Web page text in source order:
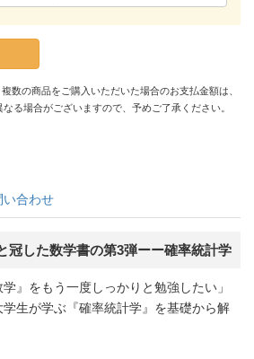
数の商品をご購入いただいた場合のお支払金額は、
る場合がございますので、予めご了承ください。
い合わせ
冠した数学書の第3弾ーー確率統計学
学』をもう一度しっかりと勉強したい」
生が学ぶ『確率統計学』を基礎から解